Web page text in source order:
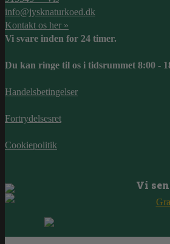
info@jysknaturkoed.dk
Kontakt os her »
Vi svare inden for 24 timer.
Du kan ringe til os i tidsrummet 8:00 -
Handelsbetingelser
Fortrydelsesret
Cookiepolitik
Vi